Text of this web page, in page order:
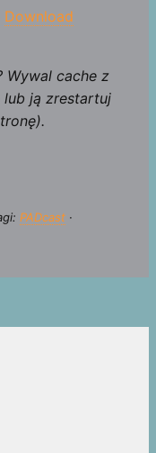
Download
Wywal cache z
ją zrestartuj
PADcast·